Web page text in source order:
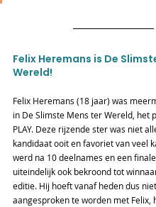
Felix Heremans is De
Wereld!
Felix Heremans (18 jaar) was
in De Slimste Mens ter Wereld, het
PLAY. Deze rijzende ster was niet
kandidaat ooit en favoriet van veel
werd na 10 deelnames en een
uiteindelijk ook bekroond tot
editie. Hij hoeft vanaf heden dus
aangesproken te worden met Felix,